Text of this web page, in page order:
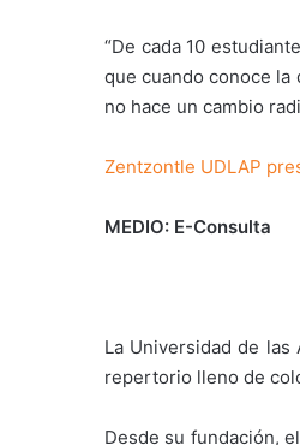
“De cada 10
que cuando conoce la
no hace un cambio
Zentzontle UDLAP
MEDIO: E-Consulta
La Universidad de
repertorio lleno de
Desde su fundación,